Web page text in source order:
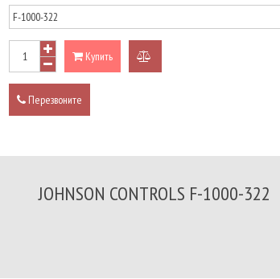
Купить
Перезвоните
JOHNSON CONTROLS F-1000-322